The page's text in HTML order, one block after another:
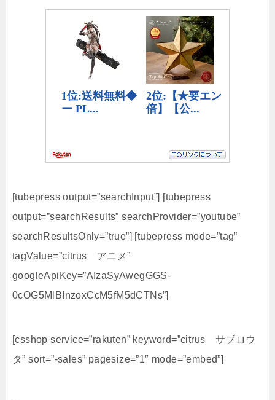
[tubepress output=”searchInput”] [tubepress
output=”searchResults” searchProvider=”youtube”
searchResultsOnly=”true”] [tubepress mode=”tag”
tagValue=”citrus アニメ”
googleApiKey=”AIzaSyAwegGGS-
0cOG5MlBInzoxCcM5fM5dCTNs”]
[csshop service=”rakuten” keyword=”citrus サブロウ
タ” sort=”-sales” pagesize=”1″ mode=”embed”]